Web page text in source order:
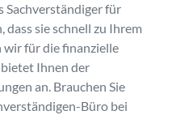
Sachverständiger für
sie schnell zu Ihrem
wir für die finanzielle
Ihnen der
an. Brauchen Sie
Büro bei